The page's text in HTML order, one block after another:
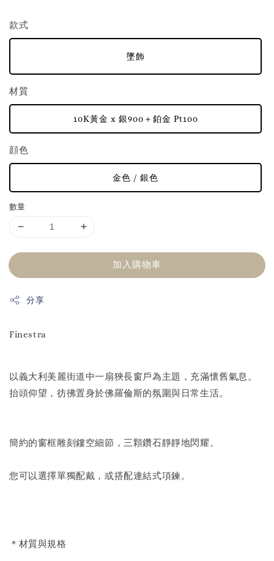
款式
墜飾
材質
10K黃金 x 銀900＋鉑金 Pt100
顔色
金色 / 銀色
數量
加入購物車
分享
Finestra
以義大利美麗街道中一扇狹長窗戶為主題，充滿懷舊氣息。
抬頭仰望，彷彿置身於佛羅倫斯的氛圍與日常生活。
簡約的窗框雕刻鏤空細節，三顆鑽石靜靜地閃耀。
您可以選擇單獨配戴，或搭配連結式項鍊。
＊材質與規格